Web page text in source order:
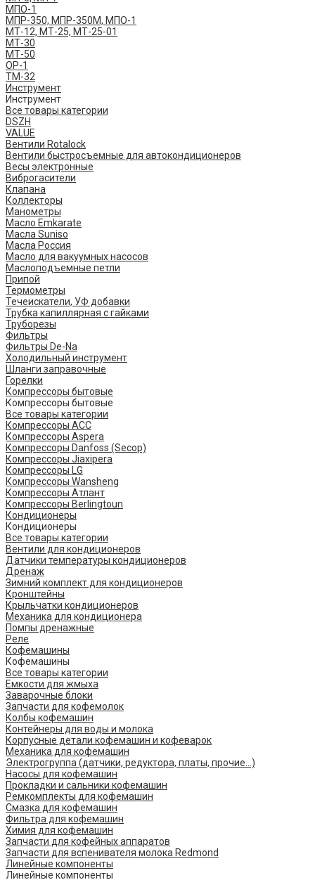
МПО-1
МПР-350, МПР-350М, МПО-1
МТ-12, МТ-25, МТ-25-01
МТ-30
МТ-50
ОР-1
ТМ-32
Инструмент
Инструмент
Все товары категории
DSZH
VALUE
Вентили Rotalock
Вентили быстросъемные для автокондиционеров
Весы электронные
Виброгасители
Клапана
Коллекторы
Манометры
Масло Emkarate
Масла Suniso
Масла Россия
Масло для вакуумных насосов
Маслоподъемные петли
Припой
Термометры
Течеискатели, УФ добавки
Трубка капиллярная с гайками
Труборезы
Фильтры
Фильтры De-Na
Холодильный инструмент
Шланги заправочные
Горелки
Компрессоры бытовые
Компрессоры бытовые
Все товары категории
Компрессоры ACC
Компрессоры Aspera
Компрессоры Danfoss (Secop)
Компрессоры Jiaxipera
Компрессоры LG
Компрессоры Wansheng
Компрессоры Атлант
Компрессоры Berlingtoun
Кондиционеры
Кондиционеры
Все товары категории
Вентили для кондиционеров
Датчики температуры кондиционеров
Дренаж
Зимний комплект для кондиционеров
Кронштейны
Крыльчатки кондиционеров
Механика для кондиционера
Помпы дренажные
Реле
Кофемашины
Кофемашины
Все товары категории
Емкости для жмыха
Заварочные блоки
Запчасти для кофемолок
Колбы кофемашин
Контейнеры для воды и молока
Корпусные детали кофемашин и кофеварок
Механика для кофемашин
Электрогруппа (датчики, редуктора, платы, прочие...)
Насосы для кофемашин
Прокладки и сальники кофемашин
Ремкомплекты для кофемашин
Смазка для кофемашин
Фильтра для кофемашин
Химия для кофемашин
Запчасти для кофейных аппаратов
Запчасти для вспенивателя молока Redmond
Линейные компоненты
Линейные компоненты